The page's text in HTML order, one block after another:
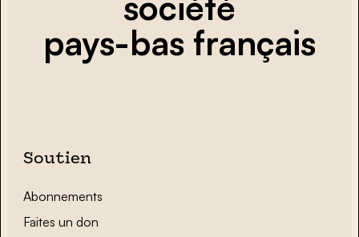
pays-bas français
Soutien
Abonnements
Faites un don